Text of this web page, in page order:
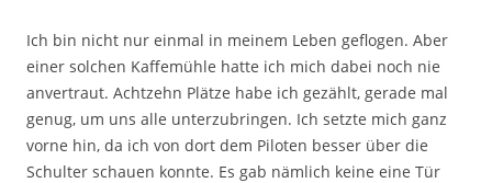
Ich bin nicht nur einmal in meinem Leben geflogen. Aber
einer solchen Kaffemühle hatte ich mich dabei noch nie
anvertraut. Achtzehn Plätze habe ich gezählt, gerade mal
genug, um uns alle unterzubringen. Ich setzte mich ganz
vorne hin, da ich von dort dem Piloten besser über die
Schulter schauen konnte. Es gab nämlich keine eine Tür